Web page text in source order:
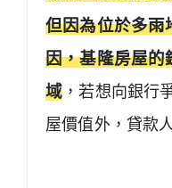
但因為位於多雨
因，基隆房屋的
域 ，若想向銀行
屋價值外，貸款